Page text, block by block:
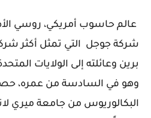
عالم حاسوب أمريكي، روسي
شركة جوجل التي تمثل أكثر
برين وعائلته إلى الولايات
وهو في السادسة من عمره،
البكالوريوس من جامعة ميري